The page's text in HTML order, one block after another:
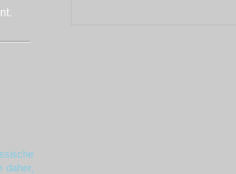
daher,